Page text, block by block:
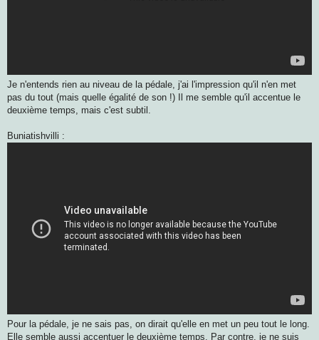
Je n'entends rien au niveau de la pédale, j'ai l'impression qu'il n'en met
pas du tout (mais quelle égalité de son !) Il me semble qu'il accentue le
deuxième temps, mais c'est subtil.
Buniatishvilli :
Pour la pédale, je ne sais pas, on dirait qu'elle en met un peu tout le long.
Elle semble aussi accentuer le deuxième temps. Par contre, je ne suis